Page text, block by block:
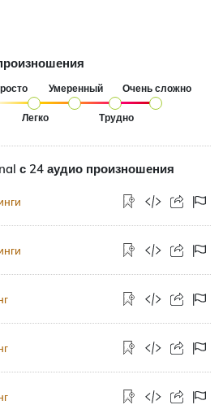
Легко
Умеренный
Трудно
Очень сложно
с 24 аудио произношения